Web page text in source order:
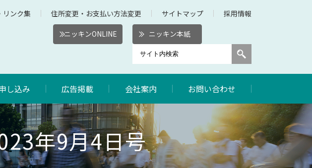
リンク集 住所変更・お支払い方法変更 サイトマップ 採用情報
ニッキンONLINE ニッキン本紙
し込み 広告掲載 会社案内 お問い合わせ
年9月4日号